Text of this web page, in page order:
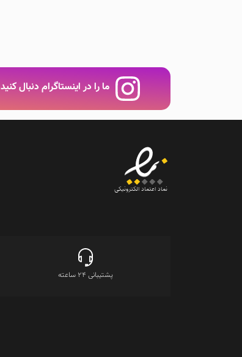
ما را در اینستاگرام دنبال کنید
نماد اعتماد الکترونیکی
پشتیبانی 24 ساعته